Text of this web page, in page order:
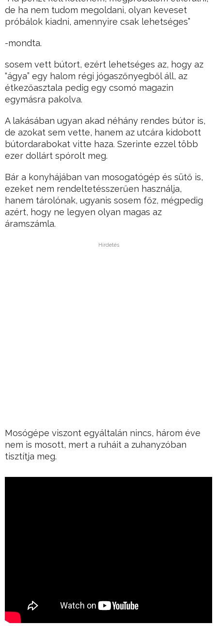
de ha nem tudom megoldani, olyan keveset
próbálok kiadni, amennyire csak lehetséges”
-mondta.
sosem vett bútort, ezért lehetséges az, hogy az
“ágya” egy halom régi jógaszőnyegből áll, az
étkezőasztala pedig egy csomó magazin
egymásra pakolva.
A lakásában ugyan akad néhány rendes bútor is,
de azokat sem vette, hanem az utcára kidobott
bútordarabokat vitte haza. Szerinte ezzel több
ezer dollárt spórolt meg.
Bár a konyhájában van mosogatógép és sütő is,
ezeket nem rendeltetésszerűen használja,
hanem tárolónak, ugyanis sosem főz, mégpedig
azért, hogy ne legyen olyan magas az
áramszámla.
Hirdetés
Mosógépe viszont egyáltalán nincs, három éve
nem is mosott, mert a ruháit a zuhanyzóban
tisztítja meg.